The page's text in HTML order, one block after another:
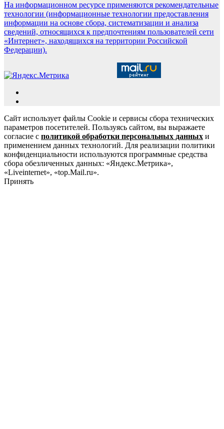
На информационном ресурсе применяются рекомендательные
технологии (информационные технологии предоставления
информации на основе сбора, систематизации и анализа
сведений, относящихся к предпочтениям пользователей сети
«Интернет», находящихся на территории Российской
Федерации).
Сайт использует файлы Cookie и сервисы сбора технических
параметров посетителей. Пользуясь сайтом, вы выражаете
согласие с политикой обработки персональных данных и
применением данных технологий. Для реализации политики
конфиденциальности используются программные средства
сбора обезличенных данных: «Яндекс.Метрика»,
«Liveinternet», «top.Mail.ru».
Принять